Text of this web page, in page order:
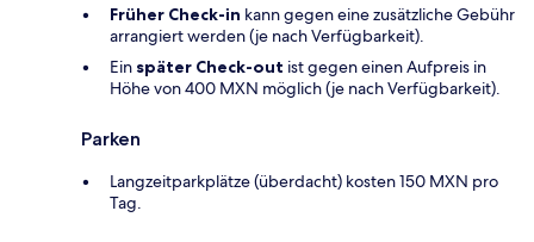
Früher Check-in kann gegen eine zusätzliche Gebühr
arrangiert werden (je nach Verfügbarkeit).
Ein später Check-out ist gegen einen Aufpreis in
Höhe von 400 MXN möglich (je nach Verfügbarkeit).
Parken
Langzeitparkplätze (überdacht) kosten 150 MXN pro
Tag.